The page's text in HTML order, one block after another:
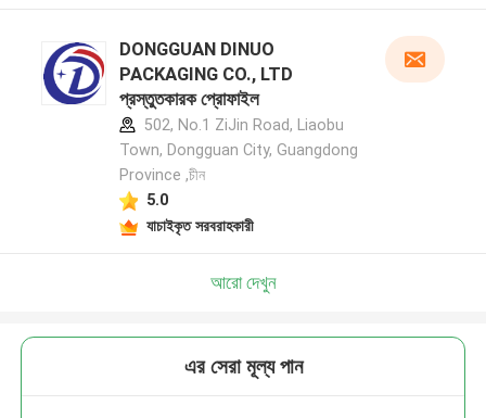
DONGGUAN DINUO
PACKAGING CO., LTD
প্রস্তুতকারক প্রোফাইল
502, No.1 ZiJin Road, Liaobu
Town, Dongguan City, Guangdong
Province ,চীন
5.0
যাচাইকৃত সরবরাহকারী
আরো দেখুন
এর সেরা মূল্য পান